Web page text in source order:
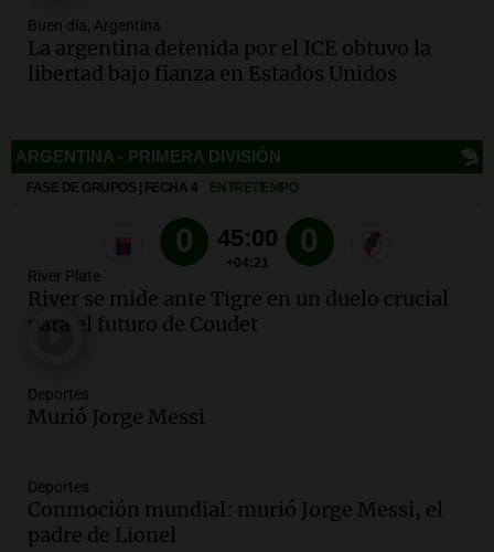
Una mañana para todos
Episodios
Audio.La historia de la servilleta que
contrato de Leo con Barcelona
Una mañana para todos
Episodios
Audio.
Joan Gaspart: "Sin Jorge, no sé si
Messi hubiera llegado adonde llegó"
Una mañana para todos
Episodios
Vargas en 2007
Una mañana para todos
Audio.
las nuevas detenciones: "En esa casa
todos tenían algo que ver"
Buen día, Argentina
La argentina detenida por el ICE obtuvo la
libertad bajo fianza en Estados Unidos
Deportes
River Plate
River se mide ante Tigre en un duelo crucial
para el futuro de Coudet
Deportes
Murió Jorge Messi
Deportes
Conmoción mundial: murió Jorge Messi, el
padre de Lionel